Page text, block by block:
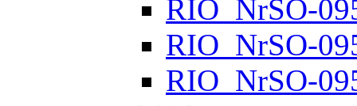
RIO_NrSO-
RIO_NrSO-
RIO_NrSO-